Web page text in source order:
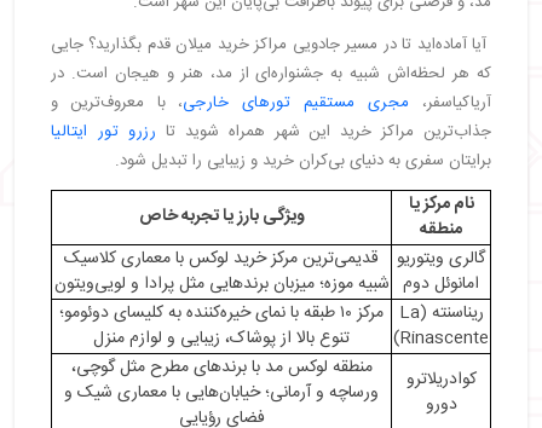
・
پیازا پورتلو (Piazza Portello)
・دپارتمان‌های خرید و بوتیک‌هایی در مناطق خاص میلان
・منطقه برِرا (Brera)
・مرکز خرید برایان و بری (Brian & Barry)
・منطقه ناویلی (Navigli)
・نکات کاربردی برای خرید در میلان
・بهترین زمان برای خرید در میلان
・دسترسی به مراکز خرید میلان
・مدیریت هزینه‌ها
・ راهنمای خرید سوغات در میلان
・تجربه فراموش‌نشدنی خرید در میلان
آیا آماده‌اید تا در مسیر جادویی مراکز خرید میلان قدم بگذارید؟ جایی
که هر لحظه‌اش شبیه به جشنواره‌ای از مد، هنر و هیجان است. در
آریاکیاسفر، مجری مستقیم تورهای خارجی، با معروف‌ترین و
جذاب‌ترین مراکز خرید این شهر همراه شوید تا رزرو تور ایتالیا
برایتان سفری به دنیای بی‌کران خرید و زیبایی را تبدیل شود.
نام مرکز یا
منطقه
ویژگی بارز یا تجربه خاص
گالری ویتوریو
امانوئل دوم
قدیمی‌ترین مرکز خرید لوکس با معماری کلاسیک
شبیه موزه؛ میزبان برندهایی مثل پرادا و لویی‌ویتون
ریناسنته (La
Rinascente)
مرکز ۱۰ طبقه با نمای خیره‌کننده به کلیسای دوئومو؛
تنوع بالا از پوشاک، زیبایی و لوازم منزل
کوادریلاترو
دورو
منطقه لوکس مد با برندهای مطرح مثل گوچی،
ورساچه و آرمانی؛ خیابان‌هایی با معماری شیک و
فضای رؤیایی